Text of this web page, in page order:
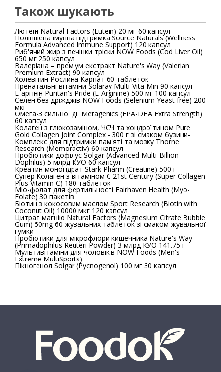
Також шукають
Лютеїн Natural Factors (Lutein) 20 мг 60 капсул
Поліпшена імунна підтримка Source Naturals (Wellness
Formula Advanced Immune Support) 120 капсул
Риб'ячий жир з печінки тріски NOW Foods (Cod Liver Oil)
650 мг 250 капсул
Валеріана – преміум екстракт Nature's Way (Valerian
Premium Extract) 90 капсул
Холевітин Рослина Карпат 60 таблеток
Пренатальні вітаміни Solaray Multi-Vita-Min 90 капсул
L-аргінін Puritan's Pride (L-Arginine) 500 мг 100 капсул
Селен без дріжджів NOW Foods (Selenium Yeast free) 200
мкг
Омега-3 сильної дії Metagenics (EPA-DHA Extra Strength)
60 капсул
Колаген з глюкозаміном, ЧСЧ та хондроїтином Pure
Gold Collagen Joint Complex - 300 г зі смаком бузини-
Комплекс для підтримки пам'яті та мозку Thorne
Research (Memoractiv) 60 капсул
Пробіотики дофілус Solgar (Advanced Multi-Billion
Dophilus) 5 млрд КУО 60 капсул
Креатин моногідрат Stark Pharm (Creatine) 500 г
Супер Колаген з вітаміном C 21st Century (Super Collagen
Plus Vitamin C) 180 таблеток
Міо-фолат для фертильності Fairhaven Health (Myo-
Folate) 30 пакетів
Біотин з кокосовим маслом Sport Research (Biotin with
Coconut Oil) 10000 мкг 120 капсул
Цитрат магнію Natural Factors (Magnesium Citrate Bubble
Gum) 50mg 60 жувальних таблеток зі смаком жувальної
гумки
Пробіотики для мікрофлори кишечника Nature's Way
(Primadophilus Reuteri Powder) 3 млрд КУО 141.75 г
Мультивітаміни для чоловіків NOW Foods (Men's
Extreme MultiSports)
Пікногенол Solgar (Pycnogenol) 100 мг 30 капсул